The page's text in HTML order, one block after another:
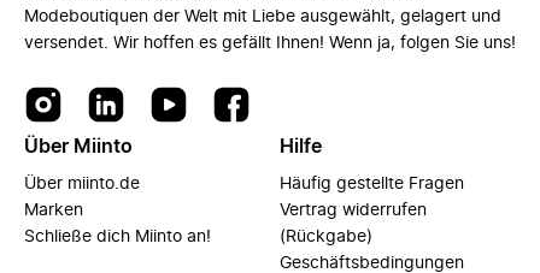
Modeboutiquen der Welt mit Liebe ausgewählt, gelagert und
versendet. Wir hoffen es gefällt Ihnen! Wenn ja, folgen Sie uns!
Über Miinto
Über miinto.de
Marken
Schließe dich Miinto an!
Hilfe
Häufig gestellte Fragen
Vertrag widerrufen
(Rückgabe)
Geschäftsbedingungen